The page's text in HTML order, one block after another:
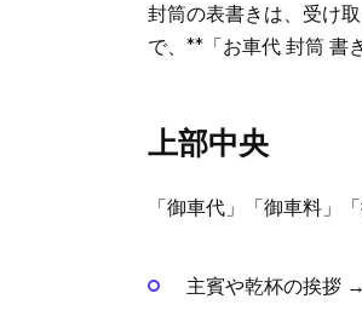
封筒の表書きは、受け
で、**「お車代 封筒 書
上部中央
「御車代」「御車料」
主賓や乾杯の挨拶 →